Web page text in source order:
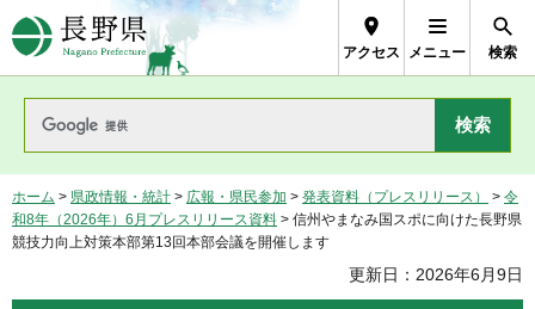
長野県Nagano Prefecture
アクセス メニュー 検索
ホーム > 県政情報・統計 > 広報・県民参加 > 発表資料（プレスリリース） > 令
和8年（2026年）6月プレスリリース資料 > 信州やまなみ国スポに向けた長野県
競技力向上対策本部第13回本部会議を開催します
更新日：2026年6月9日